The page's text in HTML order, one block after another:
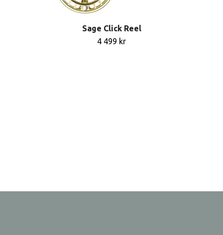
Sage Click Reel
4 499 kr